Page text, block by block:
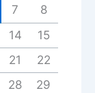
7
8
14
15
21
22
28
29